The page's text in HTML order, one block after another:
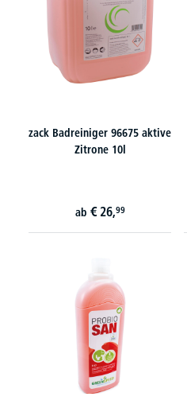
zack Badreiniger 96675 aktive
Zitrone 10l
ab € 26,99